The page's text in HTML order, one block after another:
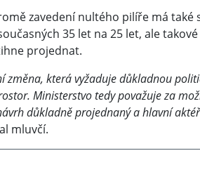
zavedení nultého pilíře má také
35 let na 25 let, ale
projednat.
změna, která vyžaduje důkladnou
Ministerstvo tedy považuje za
důkladně projednaný a hlavní
mluvčí.